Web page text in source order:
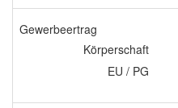
Gewerbeertrag
Körperschaft
EU / PG